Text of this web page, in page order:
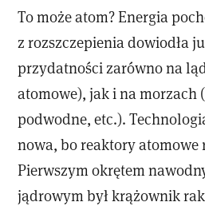
To może atom? Energia
z rozszczepienia dowiodła
przydatności zarówno na
atomowe), jak i na morzach
podwodne, etc.).
nowa, bo reaktory atomowe
Pierwszym okrętem
jądrowym był krążownik